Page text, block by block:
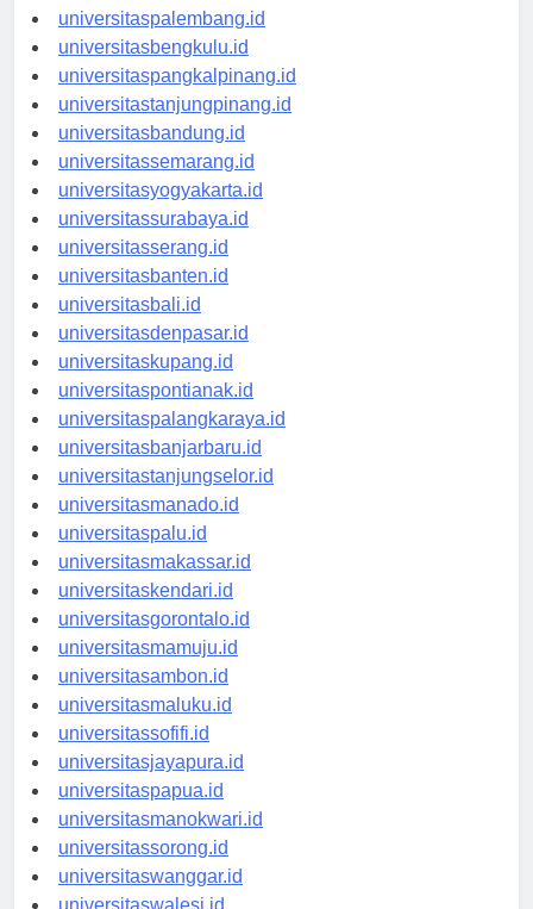
universitasjambi.id
universitaspalembang.id
universitasbengkulu.id
universitaspangkalpinang.id
universitastanjungpinang.id
universitasbandung.id
universitassemarang.id
universitasyogyakarta.id
universitassurabaya.id
universitasserang.id
universitasbanten.id
universitasbali.id
universitasdenpasar.id
universitaskupang.id
universitaspontianak.id
universitaspalangkaraya.id
universitasbanjarbaru.id
universitastanjungselor.id
universitasmanado.id
universitaspalu.id
universitasmakassar.id
universitaskendari.id
universitasgorontalo.id
universitasmamuju.id
universitasambon.id
universitasmaluku.id
universitassofifi.id
universitasjayapura.id
universitaspapua.id
universitasmanokwari.id
universitassorong.id
universitaswanggar.id